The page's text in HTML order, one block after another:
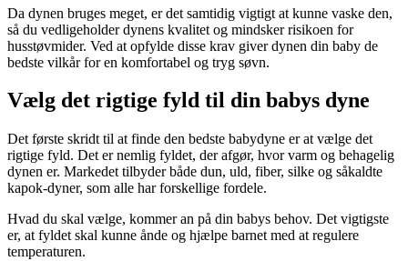
Da dynen bruges meget, er det samtidig vigtigt at kunne vaske den,
så du vedligeholder dynens kvalitet og mindsker risikoen for
husstøvmider. Ved at opfylde disse krav giver dynen din baby de
bedste vilkår for en komfortabel og tryg søvn.
Vælg det rigtige fyld til din babys dyne
Det første skridt til at finde den bedste babydyne er at vælge det
rigtige fyld. Det er nemlig fyldet, der afgør, hvor varm og behagelig
dynen er. Markedet tilbyder både dun, uld, fiber, silke og såkaldte
kapok-dyner, som alle har forskellige fordele.
Hvad du skal vælge, kommer an på din babys behov. Det vigtigste
er, at fyldet skal kunne ånde og hjælpe barnet med at regulere
temperaturen.